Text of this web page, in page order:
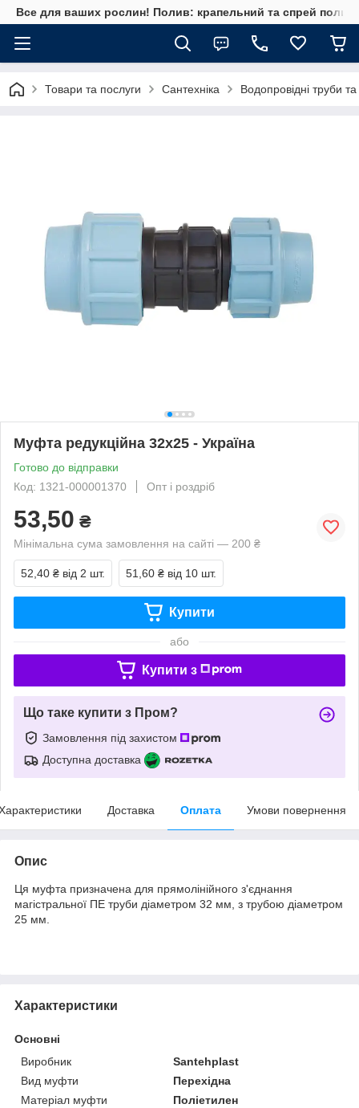
Все для ваших рослин! Полив: крапельний та спрей полив,
Товари та послуги Сантехніка Водопровідні труби
Муфта редукційна 32х25 - Україна
Готово до відправки
Код: 1321-000001370
Опт і роздріб
53,50 ₴
Мінімальна сума замовлення на сайті — 200 ₴
52,40 ₴ від 2 шт. 51,60 ₴ від 10 шт.
Купити
або
Купити з
Що таке купити з Пром?
Замовлення під захистом
Доступна доставка
Доставка Оплата Умови повернення
Опис
Ця муфта призначена для прямолінійного з'єднання
магістральної ПЕ труби діаметром 32 мм, з трубою діаметром
25 мм.
Характеристики
Основні
Виробник
Santehplast
Вид муфти
Перехідна
Матеріал муфти
Поліетилен